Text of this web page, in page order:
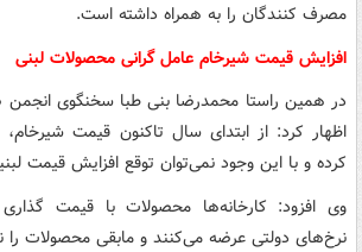
مصرف کنندگان را به همراه داشته است.
افزایش قیمت شیرخام عامل گرانی محصولات لبنی
در همین راستا محمدرضا بنی طبا سخنگوی انجمن
کرده و با این وجود نمی‌توان توقع افزایش قیمت
وی افزود: کارخانه‌ها محصولات با قیمت
نرخ‌های دولتی عرضه می‌کنند و مابقی محصولات را